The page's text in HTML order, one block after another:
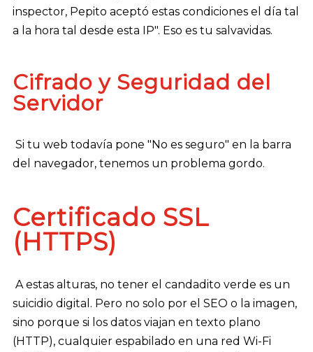
inspector, Pepito aceptó estas condiciones el día tal
a la hora tal desde esta IP". Eso es tu salvavidas.
Cifrado y Seguridad del
Servidor
Si tu web todavía pone "No es seguro" en la barra
del navegador, tenemos un problema gordo.
Certificado SSL
(HTTPS)
A estas alturas, no tener el candadito verde es un
suicidio digital. Pero no solo por el SEO o la imagen,
sino porque si los datos viajan en texto plano
(HTTP), cualquier espabilado en una red Wi-Fi